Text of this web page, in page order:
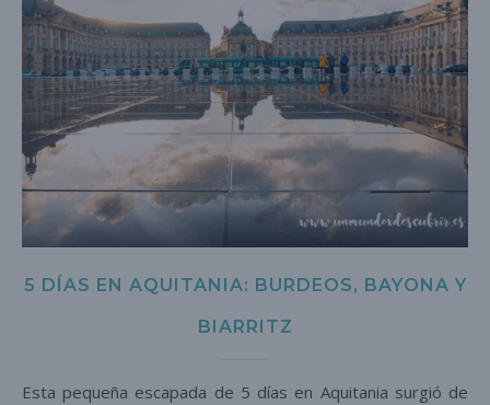
5 DÍAS EN AQUITANIA: BURDEOS, BAYONA Y
BIARRITZ
Esta pequeña escapada de 5 días en Aquitania surgió de